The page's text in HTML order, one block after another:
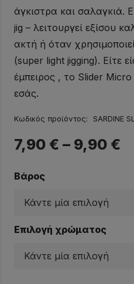
άγκιστρα και σαλαγκιά.
jig – λειτουργεί εξίσου
ακτή ή όταν
(super light jigging). Είτε
έμπειρος , το Slider
εσάς.
Κωδικός προϊόντος: SARDINE
7,90 € – 9,90 €
Βάρος
Επιλογή χρώματος